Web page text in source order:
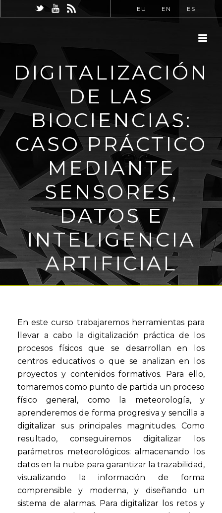
EU EN ES
DIGITALIZACIÓN
DE LAS
BIOCIENCIAS:
CASO PRÁCTICO
MEDIANTE
SENSORES,
DATOS E
INTELIGENCIA
ARTIFICIAL
En este curso trabajaremos herramientas para
llevar a cabo la digitalización práctica de los
procesos físicos que se desarrollan en los
centros educativos o que se analizan en los
proyectos y contenidos formativos. Para ello,
tomaremos como punto de partida un proceso
físico general, como la meteorología, y
aprenderemos de forma progresiva y sencilla a
digitalizar sus principales magnitudes. Como
resultado, conseguiremos digitalizar los
parámetros meteorológicos: almacenando los
datos en la nube para garantizar la trazabilidad,
visualizando la información de forma
comprensible y moderna, y diseñando un
sistema de alarmas. Para digitalizar los retos y